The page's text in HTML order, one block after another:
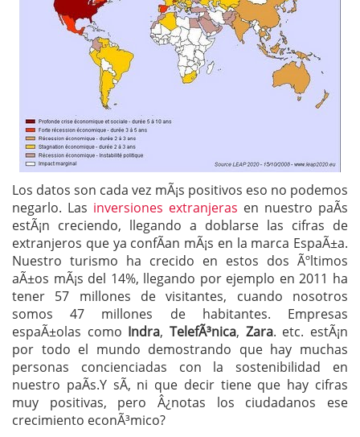
Los datos son cada vez mÃ¡s positivos eso no podemos
negarlo. Las inversiones extranjeras en nuestro paÃ­s
estÃ¡n creciendo, llegando a doblarse las cifras de
extranjeros que ya confÃ­an mÃ¡s en la marca EspaÃ±a.
Nuestro turismo ha crecido en estos dos Ãºltimos
aÃ±os mÃ¡s del 14%, llegando por ejemplo en 2011 ha
tener 57 millones de visitantes, cuando nosotros
somos 47 millones de habitantes. Empresas
espaÃ±olas como Indra,TelefÃ³nica, Zara. etc. estÃ¡n
por todo el mundo demostrando que hay muchas
personas concienciadas con la sostenibilidad en
nuestro paÃ­s.Y sÃ­, ni que decir tiene que hay cifras
muy positivas, pero Â¿notas los ciudadanos ese
crecimiento econÃ³mico?